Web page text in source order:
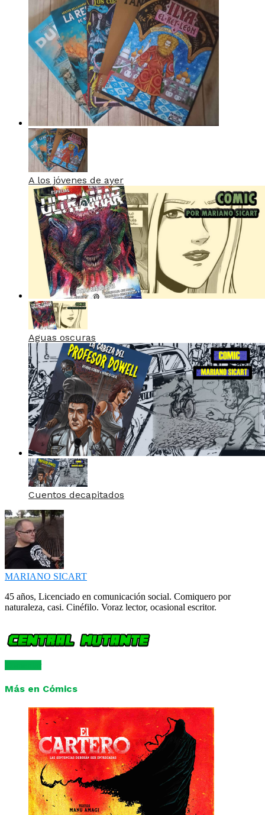
A los jóvenes de ayer
Aguas oscuras
Cuentos decapitados
MARIANO SICART
45 años, Licenciado en comunicación social. Comiquero por
naturaleza, casi. Cinéfilo. Voraz lector, ocasional escritor.
Más en Cómics